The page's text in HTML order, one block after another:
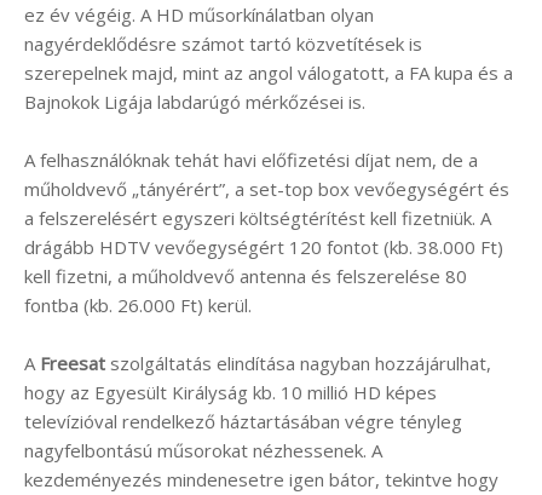
ez év végéig. A HD műsorkínálatban olyan
nagyérdeklődésre számot tartó közvetítések is
szerepelnek majd, mint az angol válogatott, a FA kupa és a
Bajnokok Ligája labdarúgó mérkőzései is.
A felhasználóknak tehát havi előfizetési díjat nem, de a
műholdvevő „tányérért”, a set-top box vevőegységért és
a felszerelésért egyszeri költségtérítést kell fizetniük. A
drágább HDTV vevőegységért 120 fontot (kb. 38.000 Ft)
kell fizetni, a műholdvevő antenna és felszerelése 80
fontba (kb. 26.000 Ft) kerül.
A Freesat szolgáltatás elindítása nagyban hozzájárulhat,
hogy az Egyesült Királyság kb. 10 millió HD képes
televízióval rendelkező háztartásában végre tényleg
nagyfelbontású műsorokat nézhessenek. A
kezdeményezés mindenesetre igen bátor, tekintve hogy